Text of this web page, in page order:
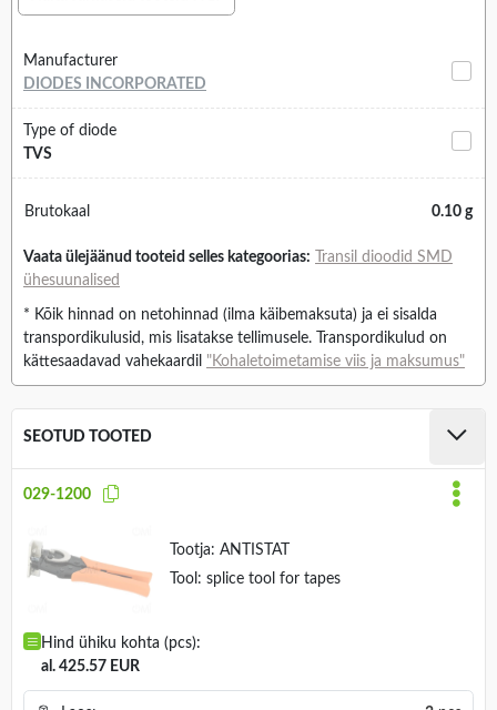
Manufacturer
DIODES INCORPORATED
Type of diode
TVS
Brutokaal 0.10 g
Vaata ülejäänud tooteid selles kategoorias:
Transil dioodid SMD
ühesuunalised
* Kõik hinnad on netohinnad (ilma käibemaksuta) ja ei sisalda
transpordikulusid, mis lisatakse tellimusele. Transpordikulud on
kättesaadavad vahekaardil "Kohaletoimetamise viis ja maksumus"
SEOTUD TOOTED
029-1200
Tootja: ANTISTAT
Tool: splice tool for tapes
Hind ühiku kohta (pcs):
al. 425.57 EUR